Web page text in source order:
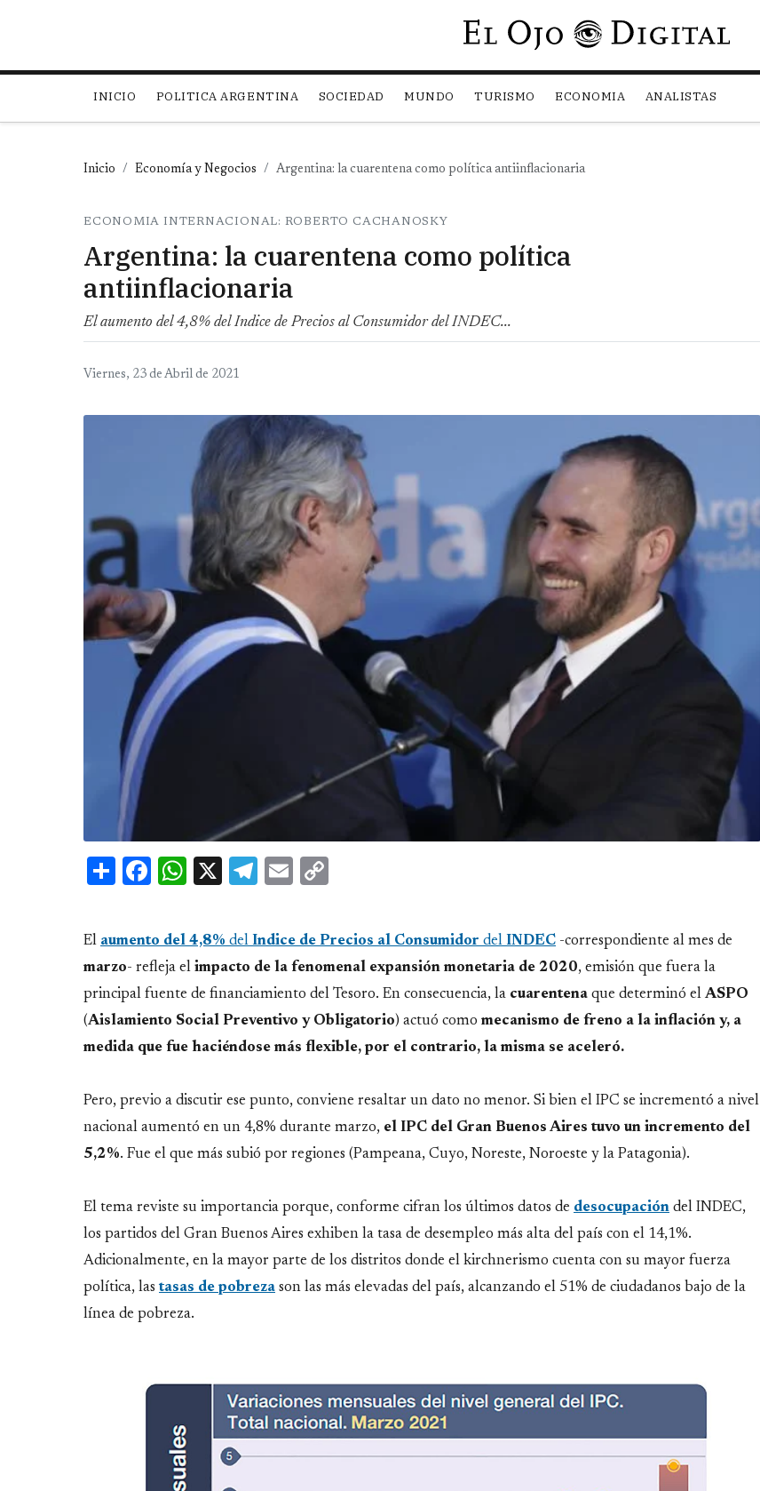
Pasar al contenido principal
INICIO POLITICA ARGENTINA SOCIEDAD MUNDO TURISMO ECONOMIA ANALISTAS
Inicio Economía y Negocios Argentina: la cuarentena como política antiinflacionaria
ECONOMIA INTERNACIONAL: ROBERTO CACHANOSKY
Argentina: la cuarentena como política
antiinflacionaria
El aumento del 4,8% del Indice de Precios al Consumidor del INDEC...
Viernes, 23 de Abril de 2021
ShareFacebook
WhatsApp
X Telegram
Email
El aumento del 4,8% del Indice de Precios al Consumidor del INDEC -correspondiente al mes de
marzo- refleja el impacto de la fenomenal expansión monetaria de 2020, emisión que fuera la
principal fuente de financiamiento del Tesoro. En consecuencia, la cuarentena que determinó el ASPO
(Aislamiento Social Preventivo y Obligatorio) actuó como mecanismo de freno a la inflación y, a
medida que fue haciéndose más flexible, por el contrario, la misma se aceleró.
Pero, previo a discutir ese punto, conviene resaltar un dato no menor. Si bien el IPC se incrementó a nivel
nacional aumentó en un 4,8% durante marzo, el IPC del Gran Buenos Aires tuvo un incremento del
5,2%. Fue el que más subió por regiones (Pampeana, Cuyo, Noreste, Noroeste y la Patagonia).
El tema reviste su importancia porque, conforme cifran los últimos datos de desocupación del INDEC,
los partidos del Gran Buenos Aires exhiben la tasa de desempleo más alta del país con el 14,1%.
Adicionalmente, en la mayor parte de los distritos donde el kirchnerismo cuenta con su mayor fuerza
política, las tasas de pobreza son las más elevadas del país, alcanzando el 51% de ciudadanos bajo de la
línea de pobreza.